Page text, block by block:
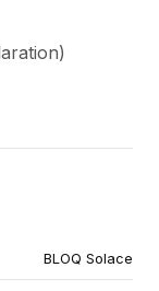
BLOQ Solace